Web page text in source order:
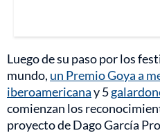
Luego de su paso por los
mundo, un Premio Goya a
iberoamericanay 5
comienzan los
proyecto de Dago García